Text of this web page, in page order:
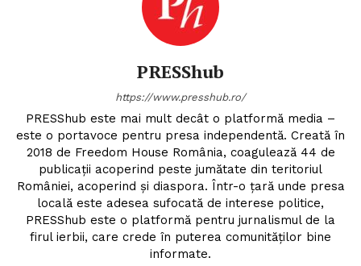
PRESShub
https://www.presshub.ro/
PRESShub este mai mult decât o platformă media –
este o portavoce pentru presa independentă. Creată în
2018 de Freedom House România, coagulează 44 de
publicații acoperind peste jumătate din teritoriul
României, acoperind și diaspora. Într-o țară unde presa
locală este adesea sufocată de interese politice,
PRESShub este o platformă pentru jurnalismul de la
firul ierbii, care crede în puterea comunităților bine
informate.